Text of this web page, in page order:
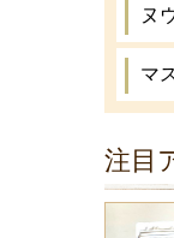
ヌ
マ
注目